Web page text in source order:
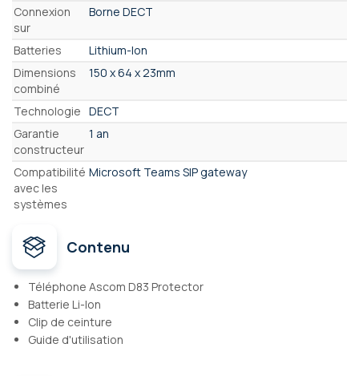
Connexion
sur
Borne DECT
Batteries
Lithium-Ion
Dimensions
combiné
150 x 64 x 23mm
Technologie DECT
Garantie
constructeur
1 an
Compatibilité
avec les
systèmes
Microsoft Teams SIP gateway
Contenu
Téléphone Ascom D83 Protector
Batterie Li-Ion
Clip de ceinture
Guide d'utilisation